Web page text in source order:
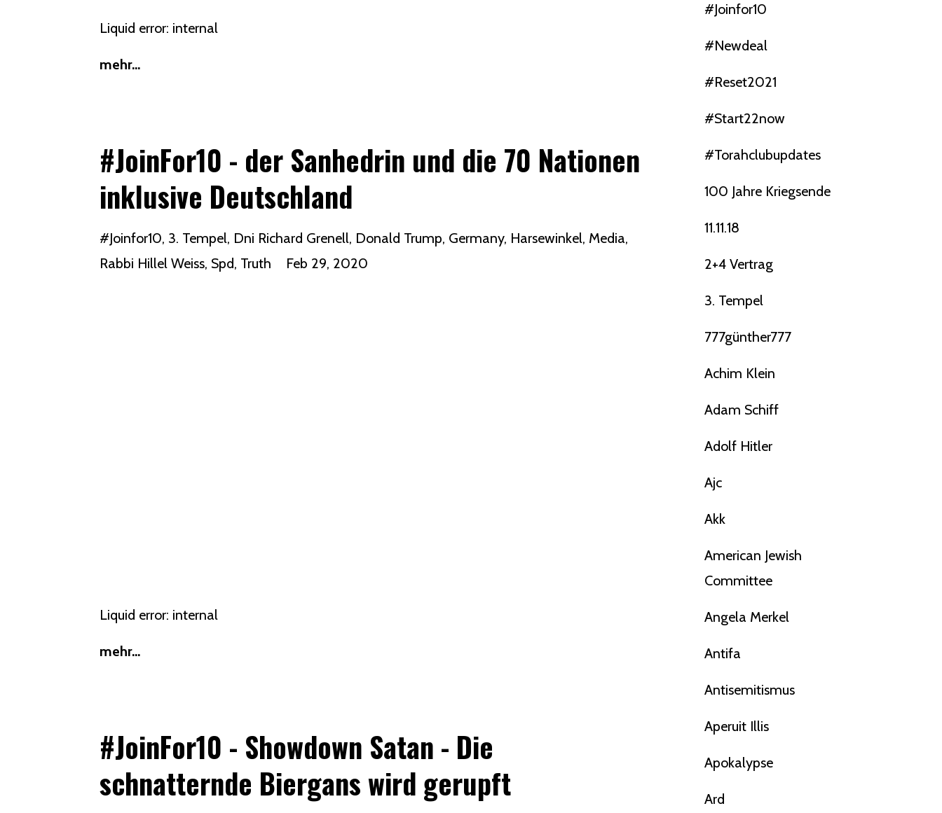
Liquid error: internal
mehr...
#JoinFor10 - der Sanhedrin und die 70 Nationen
inklusive Deutschland
#joinfor10 3. Tempel Dni Richard Grenell Donald Trump Germany Harsewinkel Media
Rabbi Hillel Weiss Spd Truth Feb 29, 2020
Liquid error: internal
mehr...
#JoinFor10 - Showdown Satan - Die
schnatternde Biergans wird gerupft
#joinfor10
#newdeal
#reset2021
#start22now
#torahclubupdates
100 Jahre Kriegsende
11.11.18
2+4 Vertrag
3. Tempel
777günther777
Achim Klein
Adam Schiff
Adolf Hitler
Ajc
Akk
American Jewish
Committee
Angela Merkel
Antifa
Antisemitismus
Aperuit Illis
Apokalypse
Ard